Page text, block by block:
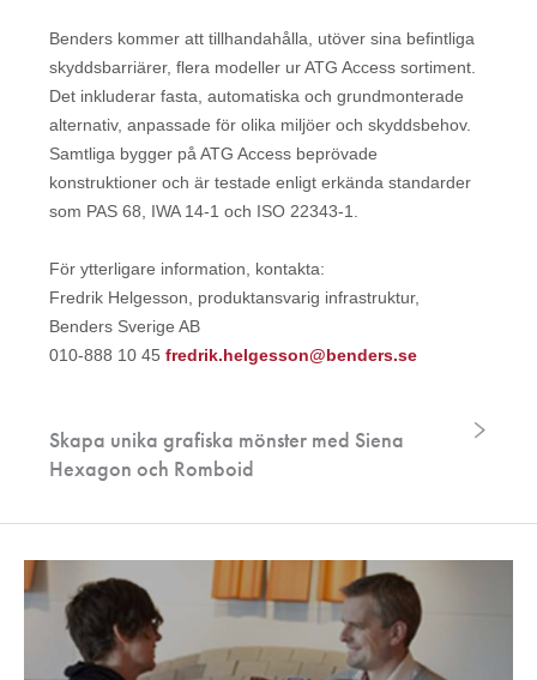
Benders kommer att tillhandahålla, utöver sina befintliga
skyddsbarriärer, flera modeller ur ATG Access sortiment.
Det inkluderar fasta, automatiska och grundmonterade
alternativ, anpassade för olika miljöer och skyddsbehov.
Samtliga bygger på ATG Access beprövade
konstruktioner och är testade enligt erkända standarder
som PAS 68, IWA 14-1 och ISO 22343-1.
För ytterligare information, kontakta:
Fredrik Helgesson, produktansvarig infrastruktur,
Benders Sverige AB
010-888 10 45fredrik.helgesson@benders.se
Skapa unika grafiska mönster med Siena
Hexagon och Romboid